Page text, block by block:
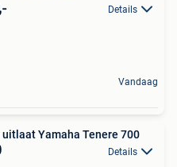
Details
Vandaag
Yamaha Tenere 700
Details